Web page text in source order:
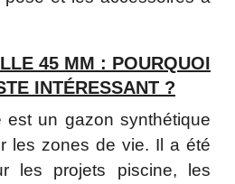
45 MM : POURQUOI
INTÉRESSANT ?
est un gazon synthétique
les zones de vie. Il a été
les projets piscine, les